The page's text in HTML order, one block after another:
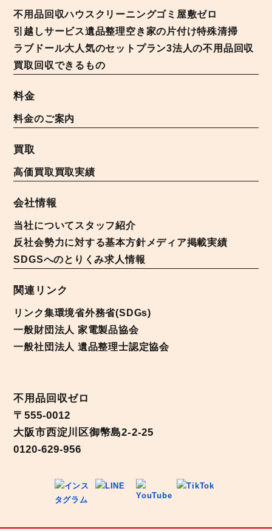
不用品回収ハウスクリーニングゴミ屋敷ゼロ
引越しサービス遺品整理空き家の片付け特殊清掃
ラブドール大人気のセットプラン3法人の不用品回収
買取 回収できるもの
料金
料金のご案内
買取
高価買取買取実績
会社情報
当社について スタッフ紹介
反社会勢力に対する基本方針メディア掲載実績
SDGSへのとりくみ求人情報
関連リンク
リンク集環境省外務省(SDGs)
一般財団法人 家電製品協会
一般社団法人 遺品整理士認定協会
不用品回収ゼロ
〒555-0012
大阪市西淀川区御幣島2-2-25
0120-629-956